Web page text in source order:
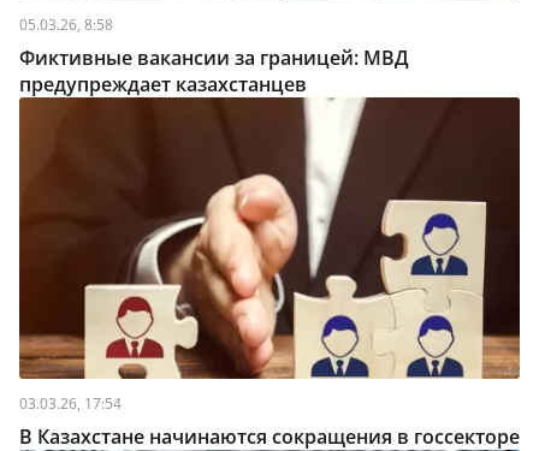
05.03.26, 8:58
Фиктивные вакансии за границей: МВД
предупреждает казахстанцев
03.03.26, 17:54
В Казахстане начинаются сокращения в госсекторе